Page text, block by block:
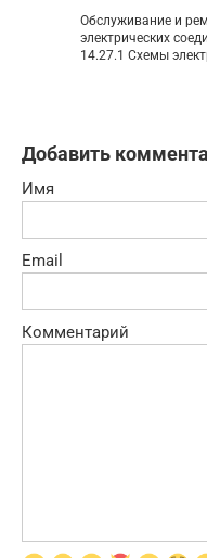
Обслуживание и
электрических
14.27.1 Схемы
Добавить
Имя
Email
Комментарий